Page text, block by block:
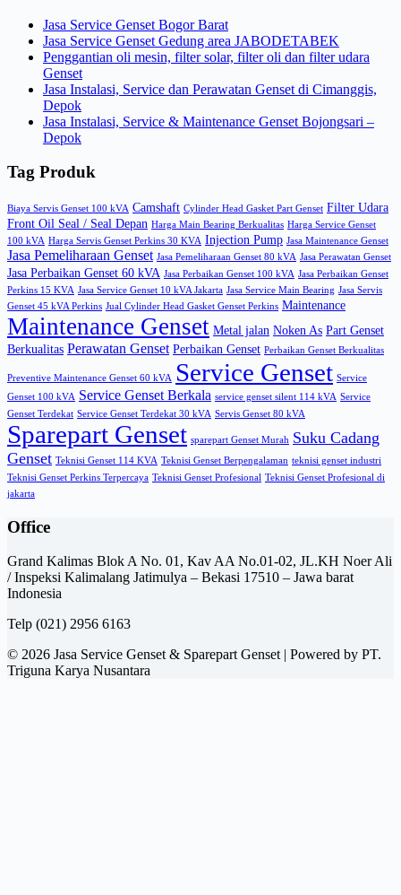
Jasa Service Genset Bogor Barat
Jasa Service Genset Gedung area JABODETABEK
Penggantian oli mesin, filter solar, filter oli dan filter udara
Genset
Jasa Instalasi, Service dan Perawatan Genset di Cimanggis,
Depok
Jasa Instalasi, Service & Maintenance Genset Bojongsari –
Depok
Tag Produk
Biaya Servis Genset 100 kVA Camshaft Cylinder Head Gasket Part Genset Filter Udara
Front Oil Seal / Seal Depan Harga Main Bearing Berkualitas Harga Service Genset
100 kVA Harga Servis Genset Perkins 30 KVA Injection Pump Jasa Maintenance Genset
Jasa Pemeliharaan Genset Jasa Pemeliharaan Genset 80 kVA Jasa Perawatan Genset
Jasa Perbaikan Genset 60 kVA Jasa Perbaikan Genset 100 kVA Jasa Perbaikan Genset
Perkins 15 KVA Jasa Service Genset 10 kVA Jakarta Jasa Service Main Bearing Jasa Servis
Genset 45 kVA Perkins Jual Cylinder Head Gasket Genset Perkins Maintenance
Maintenance Genset Metal jalan Noken As Part Genset
Berkualitas Perawatan Genset Perbaikan Genset Perbaikan Genset Berkualitas
Preventive Maintenance Genset 60 kVA Service Genset Service
Genset 100 kVA Service Genset Berkala service genset silent 114 kVA Service
Genset Terdekat Service Genset Terdekat 30 kVA Servis Genset 80 kVA
Sparepart Genset sparepart Genset Murah Suku Cadang
Genset Teknisi Genset 114 KVA Teknisi Genset Berpengalaman teknisi genset industri
Teknisi Genset Perkins Terpercaya Teknisi Genset Profesional Teknisi Genset Profesional di
jakarta
Office
Grand Kalimas Blok A No. 01, Kav AA No.01-02, JL.KH Noer Ali
/ Inspeksi Kalimalang Jatimulya – Bekasi 17510 – Jawa barat
Indonesia
Telp (021) 2956 6163
© 2026 Jasa Service Genset & Sparepart Genset | Powered by PT.
Triguna Karya Nusantara